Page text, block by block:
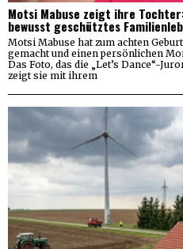
Motsi Mabuse zeigt ihre
bewusst geschütztes
Motsi Mabuse hat zum achten
gemacht und einen persönlichen
Das Foto, das die „Let’s Dance“-
zeigt sie mit ihrem